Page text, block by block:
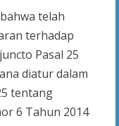
telah
terhadap
Pasal 25
diatur dalam
tentang
6 Tahun 2014